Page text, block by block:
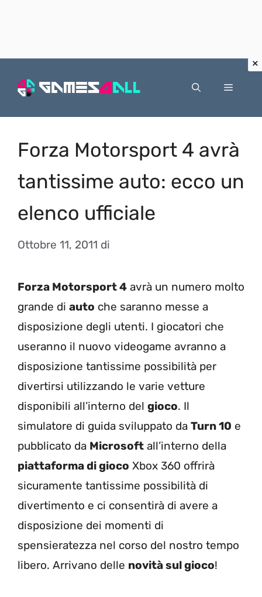
Menu
Forza Motorsport 4 avrà
tantissime auto: ecco un
elenco ufficiale
Ottobre 11, 2011 di
Forza Motorsport 4 avrà un numero molto
grande di auto che saranno messe a
disposizione degli utenti. I giocatori che
useranno il nuovo videogame avranno a
disposizione tantissime possibilità per
divertirsi utilizzando le varie vetture
disponibili all’interno del gioco. Il
simulatore di guida sviluppato da Turn 10 e
pubblicato da Microsoft all’interno della
piattaforma di gioco Xbox 360 offrirà
sicuramente tantissime possibilità di
divertimento e ci consentirà di avere a
disposizione dei momenti di
spensieratezza nel corso del nostro tempo
libero. Arrivano delle novità sul gioco!